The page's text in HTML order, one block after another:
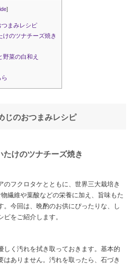
]
まみレシピ
けのツナチーズ焼き
菜の白和え
じのおつまみレシピ
たけのツナチーズ焼き
のフクロタケとともに、世界三大栽培き
繊維や葉酸などの栄養に加え、旨味もた
。今回は、晩酌のお供にぴったりな、し
をご紹介します。
しく汚れを拭き取っておきます。基本的
はありません。汚れを取ったら、石づき